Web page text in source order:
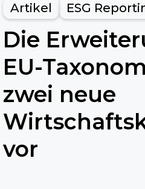
Artikel ESG
Die
EU-
zwei neue
vor